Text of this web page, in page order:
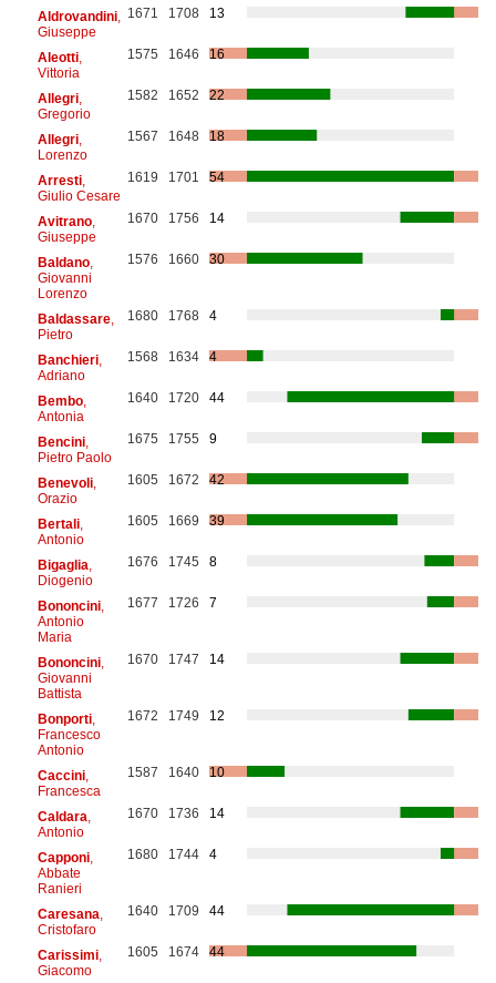
Aldrovandini,
Giuseppe
1671 1708 13
Aleotti,
Vittoria
1575 1646 16
Allegri,
Gregorio
1582 1652 22
Allegri,
Lorenzo
1567 1648 18
Arresti,
Giulio Cesare
1619 1701 54
Avitrano,
Giuseppe
1670 1756 14
Baldano,
Giovanni
Lorenzo
1576 1660 30
Baldassare,
Pietro
1680 1768 4
Banchieri,
Adriano
1568 1634 4
Bembo,
Antonia
1640 1720 44
Bencini,
Pietro Paolo
1675 1755 9
Benevoli,
Orazio
1605 1672 42
Bertali,
Antonio
1605 1669 39
Bigaglia
Diogenio
1676 1745 8
Bononcini,
Antonio
Maria
1677 1726 7
Bononcini,
Giovanni
Battista
1670 1747 14
Bonporti,
Francesco
Antonio
1672 1749 12
Caccini,
Francesca
1587 1640 10
Caldara
Antonio
1670 1736 14
Capponi,
Abbate
Ranieri
1680 1744 4
Caresana
Cristofaro
1640 1709 44
Carissimi,
Giacomo
1605 1674 44